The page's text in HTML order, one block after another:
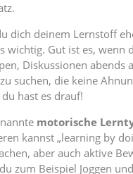
dich deinem Lernstoff
wichtig. Gut ist es, wenn
Diskussionen
suchen, die keine
hast es drauf!
motorische
kannst „learning by
aber auch aktive
zum Beispiel Joggen